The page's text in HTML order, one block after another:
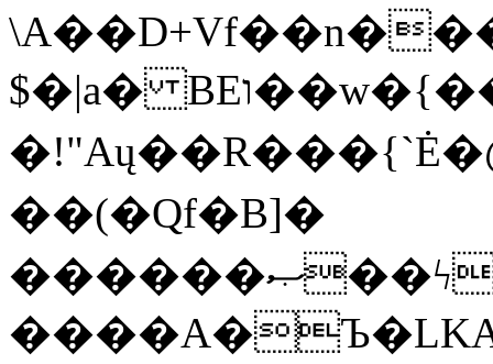
$�|a� BEו��w�{���;���q�X��d%�������W� hU�(�1�Ū}9�S�F<��i�L3�;�
��(�Qf�B]�
������ޞ��ϟak��r��_39$�8�p���7�2�yIZ�R��x��/